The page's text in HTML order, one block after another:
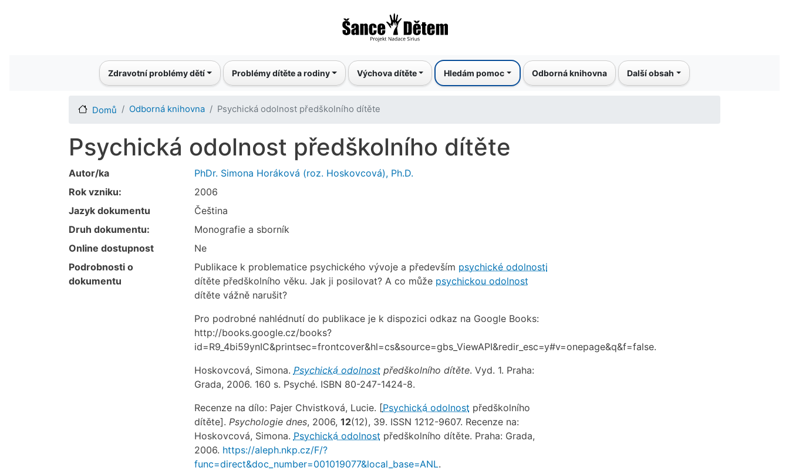
k
hlavnímu
Main navigationZdravotní problémy dětí Problémy dítěte a rodiny Výchova dítěte Hledám pomoc Odborná knihovna Další obsah
Domů Odborná knihovna Psychická odolnost předškolního dítěte
Psychická odolnost předškolního dítěte
Autor/ka
PhDr. Simona Horáková (roz. Hoskovcová), Ph.D.
Rok vzniku:
2006
Jazyk dokumentu
Čeština
Druh dokumentu:
Monografie a sborník
Online dostupnost
Ne
Podrobnosti o
dokumentu
Publikace k problematice psychického vývoje a především psychické odolnosti
dítěte předškolního věku. Jak ji posilovat? A co může psychickou odolnost
dítěte vážně narušit?
Pro podrobné nahlédnutí do publikace je k dispozici odkaz na Google Books:
http://books.google.cz/books?
id=R9_4bi59ynIC&printsec=frontcover&hl=cs&source=gbs_ViewAPI&redir_esc=y#v=onepage&q&f=false.
Hoskovcová, Simona. Psychická odolnostpředškolního dítěte. Vyd. 1. Praha:
Grada, 2006. 160 s. Psyché. ISBN 80-247-1424-8.
Recenze na dílo: Pajer Chvistková, Lucie. [Psychická odolnost předškolního
dítěte]. Psychologie dnes, 2006, 12(12), 39. ISSN 1212-9607. Recenze na:
Hoskovcová, Simona. Psychická odolnost předškolního dítěte. Praha: Grada,
2006. https://aleph.nkp.cz/F/?
func=direct&doc_number=001019077&local_base=ANL.